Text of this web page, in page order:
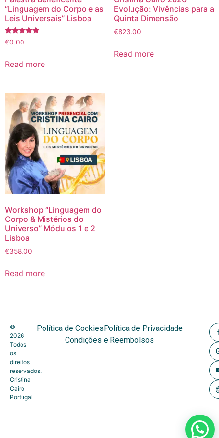
“Linguagem do Corpo e as
Leis Universais” Lisboa
Rated
4.75
€0.00
Read more
Evolução: Vivências para a
Quinta Dimensão
€823.00
Read more
Workshop “Linguagem do
Corpo & Mistérios do
Universo” Módulos 1 e 2
Lisboa
€358.00
Read more
©
2026
Todos
os
direitos
reservados.
Cristina
Cairo
Portugal
Política de CookiesPolítica de Privacidade
Condições e Reembolsos